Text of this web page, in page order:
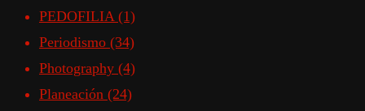
PEDOFILIA (1)
Periodismo (34)
Photography (4)
Planeación (24)